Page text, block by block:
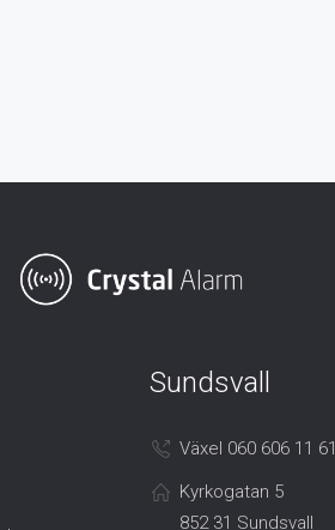
Sundsvall
Växel 060 606 11 61
Kyrkogatan 5
852 31 Sundsvall